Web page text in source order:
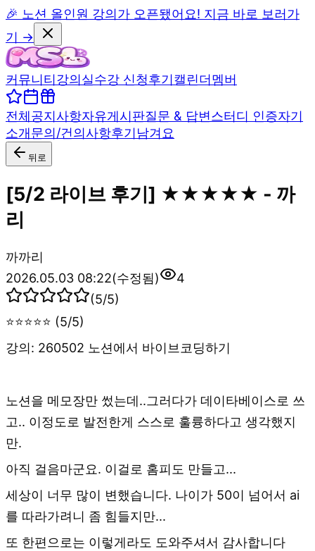
🎉 노션 올인원 강의가 오픈됐어요! 지금 바로 보러가
기 →
커뮤니티강의실수강 신청후기캘린더멤버
전체공지사항자유게시판질문 & 답변스터디 인증자기
소개문의/건의사항후기남겨요
뒤로
[5/2 라이브 후기] ★★★★★ - 까
리
까까리
2026.05.03 08:22(수정됨)
4
(5/5)
⭐⭐⭐⭐⭐ (5/5)
강의: 260502 노션에서 바이브코딩하기
노션을 메모장만 썼는데..그러다가 데이타베이스로 쓰
고.. 이정도로 발전한게 스스로 훌륭하다고 생각했지
만.
아직 걸음마군요. 이걸로 홈피도 만들고...
세상이 너무 많이 변했습니다. 나이가 50이 넘어서 ai
를 따라가려니 좀 힘들지만...
또 한편으로는 이렇게라도 도와주셔서 감사합니다